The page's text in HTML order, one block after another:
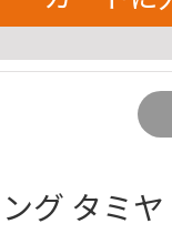
グ タミヤ